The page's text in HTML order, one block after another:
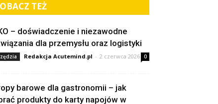
TEŻ
– doświadczenie i niezawodne
dla przemysłu oraz logistyki
Redakcja Acutemind.pl - 2 czerwca 2026 0
barowe dla gastronomii – jak
produkty do karty napojów w